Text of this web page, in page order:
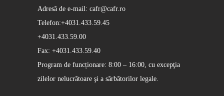
Adresă de e-mail: cafr@cafr.ro
Telefon:+4031.433.59.45
+4031.433.59.00
Fax: +4031.433.59.40
Program de funcționare: 8:00 – 16:00, cu excepţia
zilelor nelucrătoare şi a sărbătorilor legale.